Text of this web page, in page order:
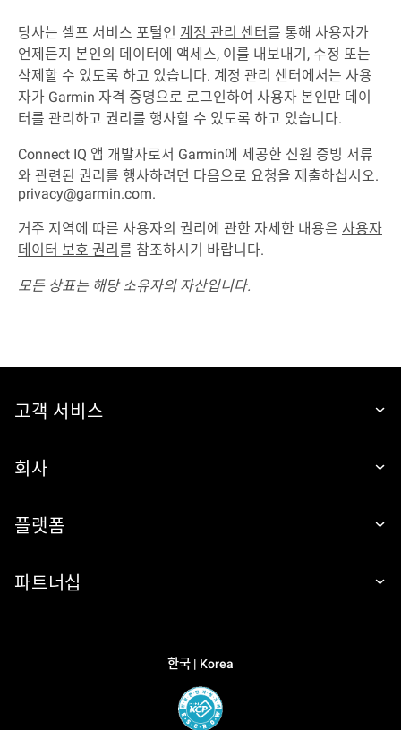
당사는 셀프 서비스 포털인 계정 관리 센터를 통해 사용자가
언제든지 본인의 데이터에 액세스, 이를 내보내기, 수정 또는
삭제할 수 있도록 하고 있습니다. 계정 관리 센터에서는 사용
자가 Garmin 자격 증명으로 로그인하여 사용자 본인만 데이
터를 관리하고 권리를 행사할 수 있도록 하고 있습니다.
Connect IQ 앱 개발자로서 Garmin에 제공한 신원 증빙 서류
와 관련된 권리를 행사하려면 다음으로 요청을 제출하십시오.
privacy@garmin.com.
거주 지역에 따른 사용자의 권리에 관한 자세한 내용은 사용자
데이터 보호 권리 를 참조하시기 바랍니다.
모든 상표는 해당 소유자의 자산입니다.
고객 서비스
회사
플랫폼
파트너십
한국 | Korea